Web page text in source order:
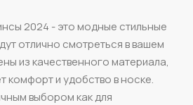
2024 - это модные стильные
отлично смотреться в вашем
из качественного материала,
комфорт и удобство в носке.
выбором как для